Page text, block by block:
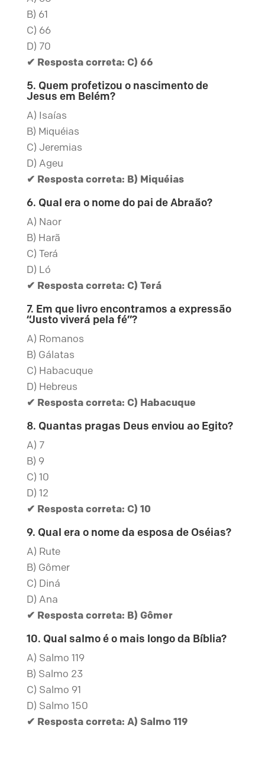
B) 61
C) 66
D) 70
✔ Resposta correta: C) 66
5. Quem profetizou o nascimento de
Jesus em Belém?
A) Isaías
B) Miquéias
C) Jeremias
D) Ageu
✔ Resposta correta: B) Miquéias
6. Qual era o nome do pai de Abraão?
A) Naor
B) Harã
C) Terá
D) Ló
✔ Resposta correta: C) Terá
7. Em que livro encontramos a expressão
“Justo viverá pela fé”?
A) Romanos
B) Gálatas
C) Habacuque
D) Hebreus
✔ Resposta correta: C) Habacuque
8. Quantas pragas Deus enviou ao Egito?
A) 7
B) 9
C) 10
D) 12
✔ Resposta correta: C) 10
9. Qual era o nome da esposa de Oséias?
A) Rute
B) Gômer
C) Diná
D) Ana
✔ Resposta correta: B) Gômer
10. Qual salmo é o mais longo da Bíblia?
A) Salmo 119
B) Salmo 23
C) Salmo 91
D) Salmo 150
✔ Resposta correta: A) Salmo 119